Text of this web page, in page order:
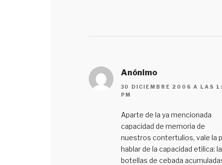
Anónimo
30 DICIEMBRE 2006 A LAS
PM
Aparte de la ya mencionada
capacidad de memoria de
nuestros contertulios, vale la
hablar de la capacidad etilica:
botellas de cebada